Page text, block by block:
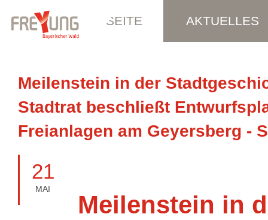
STARTSEITE AKTUELLES
Meilenstein in der
Stadtrat beschließt
Freianlagen am Geyersberg -
Meilenstein in
21
MAI